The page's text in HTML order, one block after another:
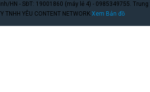
HN - SĐT: 19001860 (máy lẻ 4) - 0985349755.
TNHH YÊU CONTENT NETWORK.Xem Bản đồ